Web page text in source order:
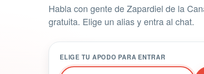
Habla con gente de Zapardiel de la
gratuita. Elige un alias y entra al chat.
ELIGE TU APODO PARA ENTRAR